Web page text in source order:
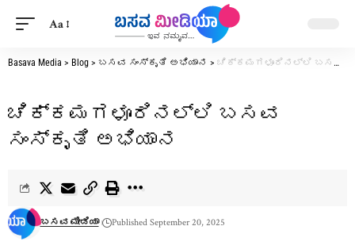
Aa
Basava Media > Blog > ಬಸವ ಸಂಸ್ಕೃತಿ ಅಭಿಯಾನ > ಚಿಕ್ಕಮಗಳೂರಿನಲ್ಲಿ ಬಸವ ಸಂಸ್ಕೃತಿ ಅಭಿಯಾನ
ಚಿಕ್ಕಮಗಳೂರಿನಲ್ಲಿ ಬಸವ
ಸಂಸ್ಕೃತಿ ಅಭಿಯಾನ
ಬಸವ ಮೀಡಿಯಾ Published September 20, 2025